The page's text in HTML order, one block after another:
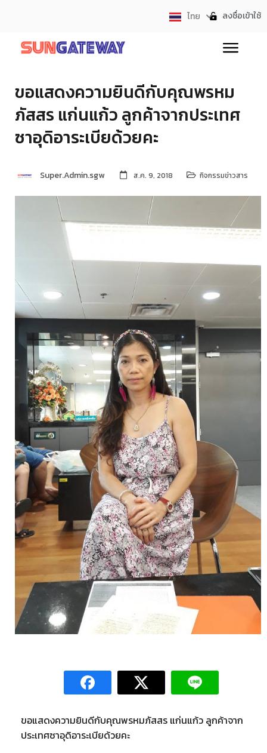
ไทย
English ลงชื่อเข้าใช้
ขอแสดงความยินดีกับคุณพรหม
ภัสสร แก่นแก้ว ลูกค้าจากประเทศ
ซาอุดิอาระเบียด้วยคะ
Super.Admin.sgw ส.ค. 9, 2018 กิจกรรมข่าวสาร
ขอแสดงความยินดีกับคุณพรหมภัสสร แก่นแก้ว ลูกค้าจาก
ประเทศซาอุดิอาระเบียด้วยคะ